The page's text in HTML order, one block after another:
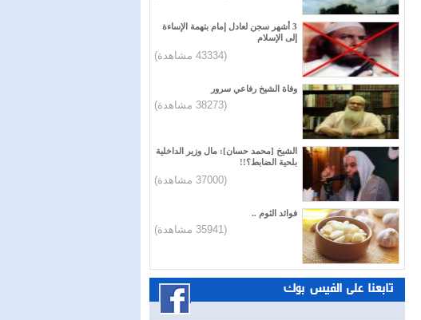
3 أشهر سجن لعادل إمام بتهمة الإساءة
إلى الإسلام
(43334 مشاهدة)
وفاة الشيخ رفاعي سرور
(38273 مشاهدة)
الشيخ [محمد حسان]: مال وزير الداخلية
بلحية الضابط؟!!
(37000 مشاهدة)
فوائد الثوم ..
(35941 مشاهدة)
تابعنا على الفيس بوك